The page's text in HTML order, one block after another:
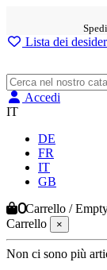
Lista dei
Accedi
IT
DE
FR
IT
GB
0Carrello /
Carrello
×
Non ci sono più